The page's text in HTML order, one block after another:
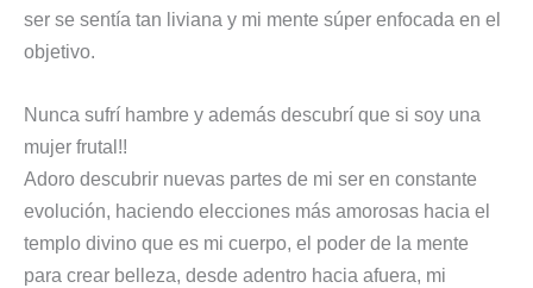
ser se sentía tan liviana y mi mente súper enfocada en el
objetivo.
Nunca sufrí hambre y además descubrí que si soy una
mujer frutal!!
Adoro descubrir nuevas partes de mi ser en constante
evolución, haciendo elecciones más amorosas hacia el
templo divino que es mi cuerpo, el poder de la mente
para crear belleza, desde adentro hacia afuera, mi